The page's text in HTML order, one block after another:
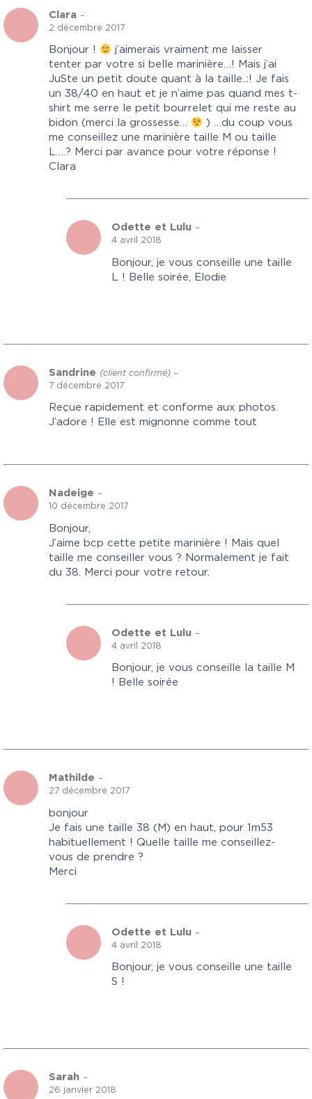
Clara –
2 décembre 2017
Bonjour !
j’aimerais vraiment me laisser
tenter par votre si belle marinière…! Mais j’ai
JuSte un petit doute quant à la taille..:! Je fais
un 38/40 en haut et je n’aime pas quand mes t-
shirt me serre le petit bourrelet qui me reste au
bidon (merci la grossesse…
) …du coup vous
me conseillez une marinière taille M ou taille
L….? Merci par avance pour votre réponse !
Clara
Odette et Lulu –
4 avril 2018
Bonjour, je vous conseille une taille
L ! Belle soirée, Elodie
Sandrine (client confirmé) –
7 décembre 2017
Reçue rapidement et conforme aux photos.
J’adore ! Elle est mignonne comme tout
Nadeige –
10 décembre 2017
Bonjour,
J’aime bcp cette petite marinière ! Mais quel
taille me conseiller vous ? Normalement je fait
du 38. Merci pour votre retour.
Odette et Lulu –
4 avril 2018
Bonjour, je vous conseille la taille M
! Belle soirée
Mathilde –
27 décembre 2017
bonjour
Je fais une taille 38 (M) en haut, pour 1m53
habituellement ! Quelle taille me conseillez-
vous de prendre ?
Merci
Odette et Lulu –
4 avril 2018
Bonjour, je vous conseille une taille
S !
Sarah –
26 janvier 2018